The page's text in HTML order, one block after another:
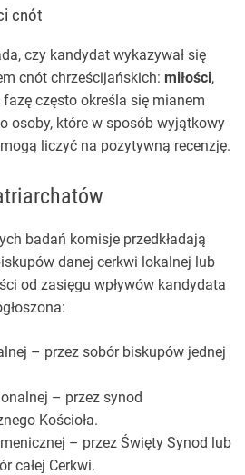
cnót
czy kandydat wykazywał się
cnót chrześcijańskich: miłości,
często określa się mianem
osoby, które w sposób wyjątkowy
liczyć na pozytywną recenzję.
badań komisje przedkładają
danej cerkwi lokalnej lub
od zasięgu wpływów kandydata
– przez sobór biskupów jednej
– przez synod
Kościoła.
– przez Święty Synod lub
całej Cerkwi.